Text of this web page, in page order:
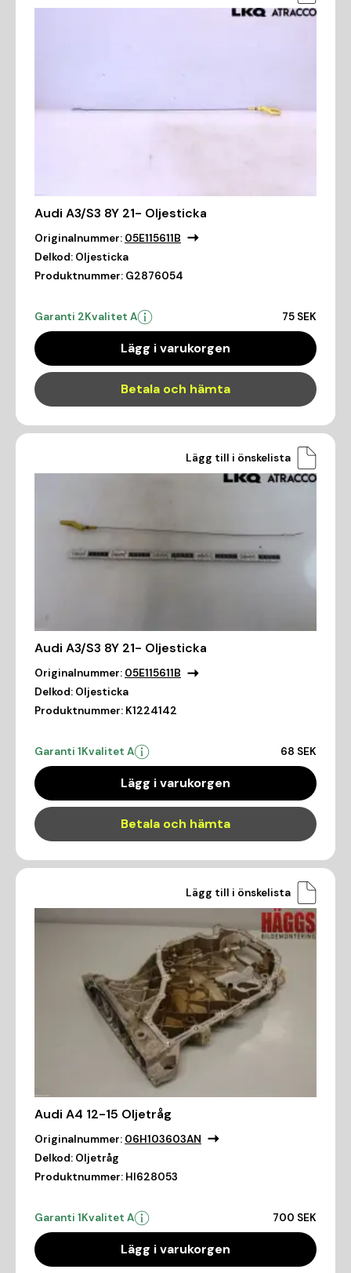
Audi A3/S3 8Y 21- Oljesticka
Originalnummer: 05E115611B
Delkod: Oljesticka
Produktnummer: G2876054
Garanti 2Kvalitet A 75 SEK
Lägg i varukorgen
Betala och hämta
Lägg till i önskelista
Audi A3/S3 8Y 21- Oljesticka
Originalnummer: 05E115611B
Delkod: Oljesticka
Produktnummer: K1224142
Garanti 1Kvalitet A 68 SEK
Lägg i varukorgen
Betala och hämta
Lägg till i önskelista
Audi A4 12-15 Oljetråg
Originalnummer: 06H103603AN
Delkod: Oljetråg
Produktnummer: HI628053
Garanti 1Kvalitet A 700 SEK
Lägg i varukorgen